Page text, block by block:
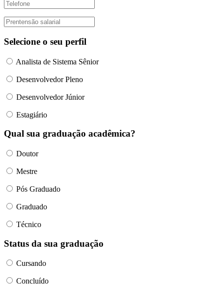
Selecione o seu perfil
Analista de Sistema Sênior
Desenvolvedor Pleno
Desenvolvedor Júnior
Estagiário
Qual sua graduação acadêmica?
Doutor
Mestre
Pós Graduado
Graduado
Técnico
Status da sua graduação
Cursando
Concluído